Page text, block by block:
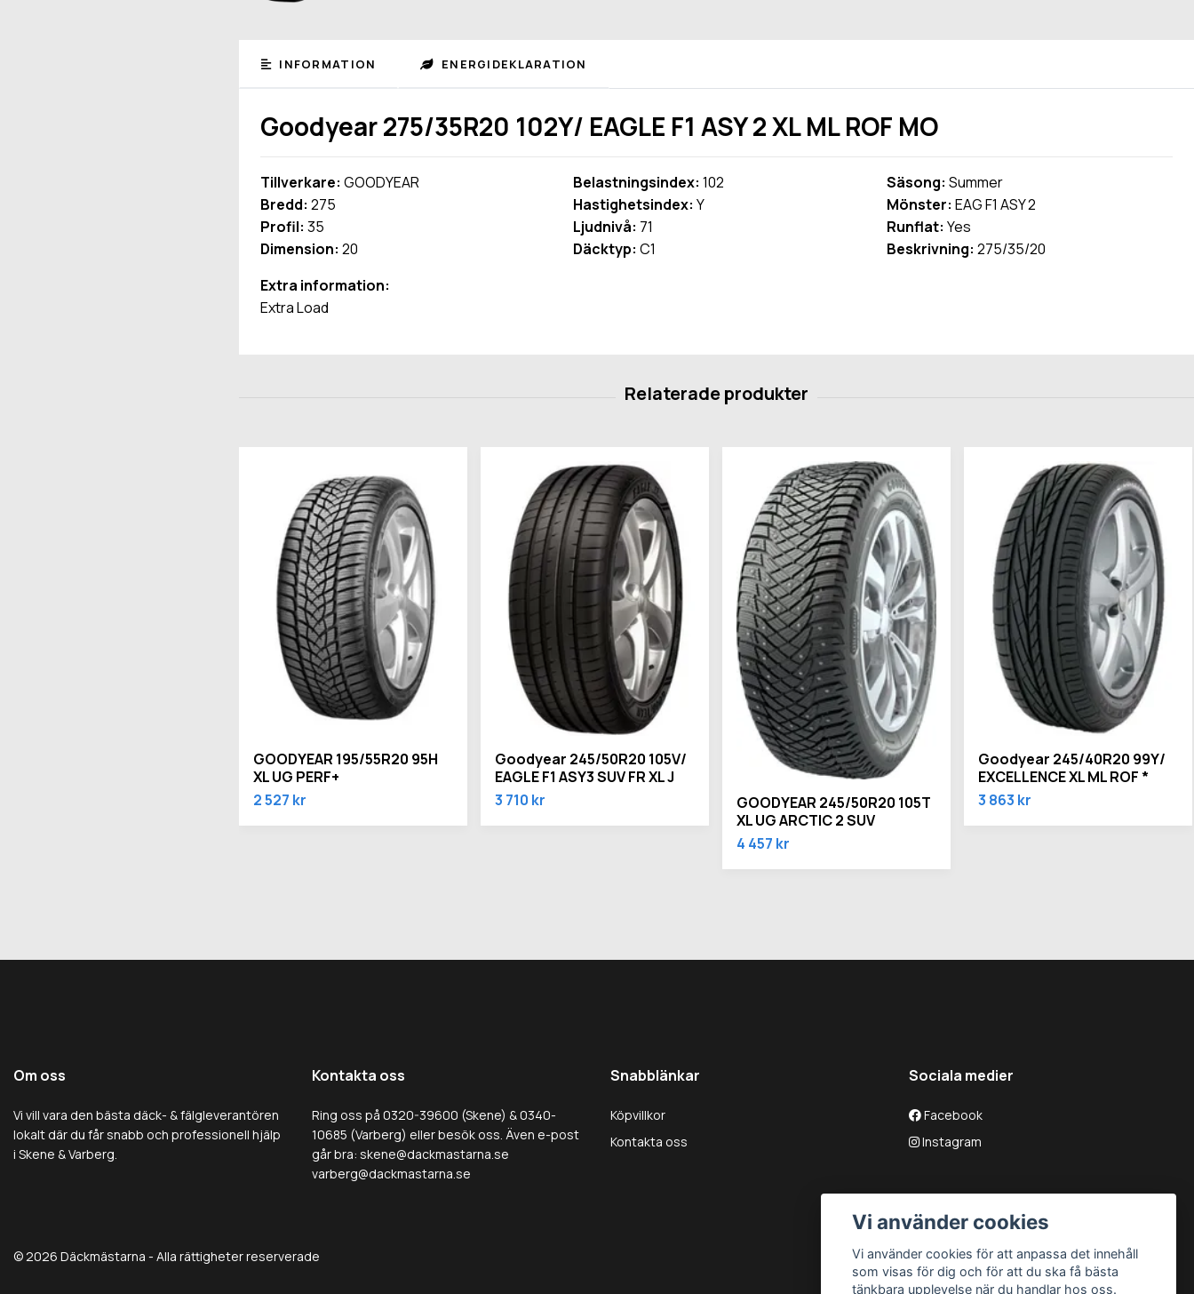
INFORMATION ENERGIDEKLARATION
Goodyear 275/35R20 102Y/ EAGLE F1 ASY 2 XL ML ROF MO
Tillverkare: GOODYEAR
Bredd: 275
Profil: 35
Dimension: 20
Belastningsindex: 102
Hastighetsindex: Y
Ljudnivå: 71
Däcktyp: C1
Säsong: Summer
Mönster: EAG F1 ASY 2
Runflat: Yes
Beskrivning: 275/35/20
Extra information:
Extra Load
GOODYEAR 195/55R20 95H
XL UG PERF+
2 527 kr
Goodyear 245/50R20 105V/
EAGLE F1 ASY3 SUV FR XL J
3 710 kr
GOODYEAR 245/50R20 105T
XL UG ARCTIC 2 SUV
4 457 kr
Goodyear 245/40R20 99Y/
EXCELLENCE XL ML ROF *
3 863 kr
Om oss
Vi vill vara den bästa däck- & fälgleverantören
lokalt där du får snabb och professionell hjälp
i Skene & Varberg.
Kontakta oss
Ring oss på 0320-39600 (Skene) & 0340-
10685 (Varberg) eller besök oss. Även e-post
går bra: skene@dackmastarna.se
varberg@dackmastarna.se
Snabblänkar
Köpvillkor
Kontakta oss
Sociala medier
Facebook
Instagram
© 2026 Däckmästarna - Alla rättigheter reserverade
Vi använder cookies
Vi använder cookies för att anpassa det innehåll
som visas för dig och för att du ska få bästa
tänkbara upplevelse när du handlar hos oss.